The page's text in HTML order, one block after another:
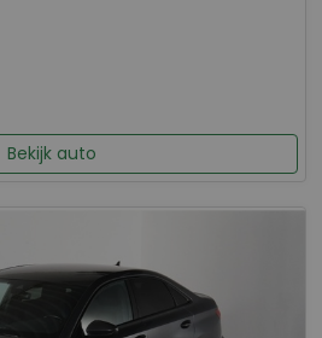
Bekijk auto